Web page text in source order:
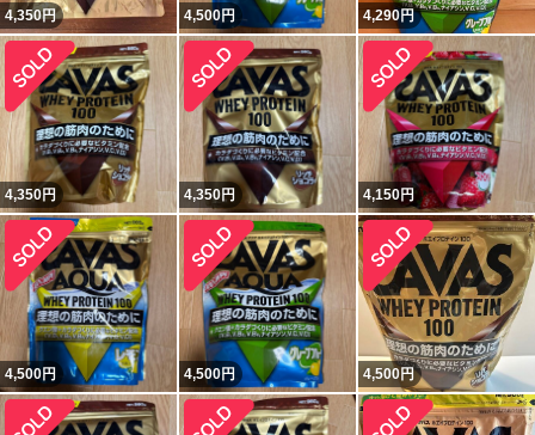
4,350円 4,500円 4,290円
4,350円 4,350円 4,150円
4,500円 4,500円 4,500円